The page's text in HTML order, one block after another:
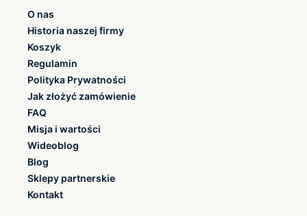
O nas
Historia naszej firmy
Koszyk
Regulamin
Polityka Prywatności
Jak złożyć zamówienie
FAQ
Misja i wartości
Wideoblog
Blog
Sklepy partnerskie
Kontakt